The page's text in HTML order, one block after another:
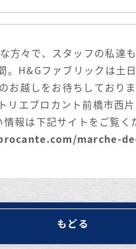
方々で、スタッフの私達も
H&Gファブリックは土日
お越しをお待ちしており
リエブロカント前橋市西
情報は下記サイトをご覧く
marche-
もどる